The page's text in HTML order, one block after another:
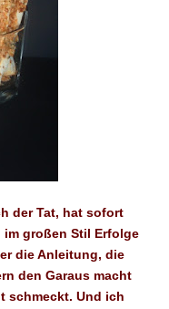
der Tat, hat sofort
großen Stil Erfolge
die Anleitung, die
den Garaus macht
schmeckt. Und ich